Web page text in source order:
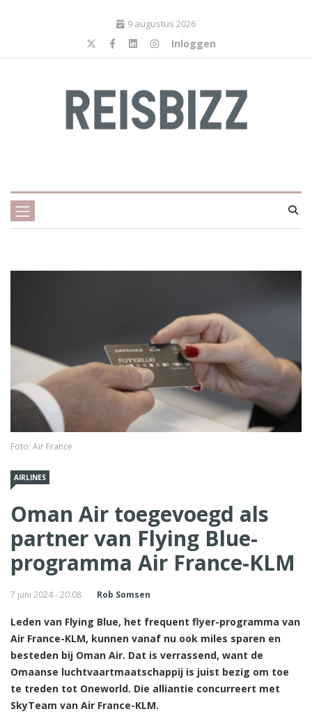
9 augustus 2026
Inloggen
Foto: Air France
AIRLINES
Oman Air toegevoegd als
partner van Flying Blue-
programma Air France-KLM
7 juni 2024 - 20:08 Rob Somsen
Leden van Flying Blue, het frequent flyer-programma van
Air France-KLM, kunnen vanaf nu ook miles sparen en
besteden bij Oman Air. Dat is verrassend, want de
Omaanse luchtvaartmaatschappij is juist bezig om toe
te treden tot Oneworld. Die alliantie concurreert met
SkyTeam van Air France-KLM.